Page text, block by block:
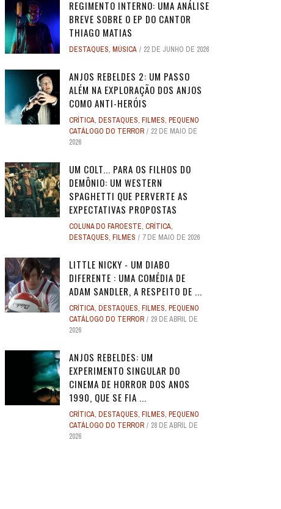
REGIMENTO INTERNO: UMA ANÁLISE
BREVE SOBRE O EP DO CANTOR
THIAGO MATIAS
DESTAQUES, MÚSICA 22 DE JUNHO DE 2026
ANJOS REBELDES 2: UM PASSO
ALÉM NA EXPLORAÇÃO DOS ANJOS
COMO ANTI-HERÓIS
CRÍTICA, DESTAQUES, FILMES, PEQUENO
CATÁLOGO DO TERROR
22 DE MAIO DE
2026
UM COLT... PARA OS FILHOS DO
DEMÔNIO: UM WESTERN
SPAGHETTI QUE PERVERTE AS
EXPECTATIVAS PROPOSTAS
COLUNA DO FAROESTE, CRÍTICA,
DESTAQUES, FILMES 7 DE MAIO DE 2026
LITTLE NICKY - UM DIABO
DIFERENTE : UMA COMÉDIA DE
ADAM SANDLER, A RESPEITO DE ...
CRÍTICA, DESTAQUES, FILMES, PEQUENO
CATÁLOGO DO TERROR
29 DE ABRIL DE
2026
ANJOS REBELDES: UM
EXPERIMENTO SINGULAR DO
CINEMA DE HORROR DOS ANOS
1990, QUE SE FIA ...
CRÍTICA, DESTAQUES, FILMES, PEQUENO
CATÁLOGO DO TERROR
28 DE ABRIL DE
2026